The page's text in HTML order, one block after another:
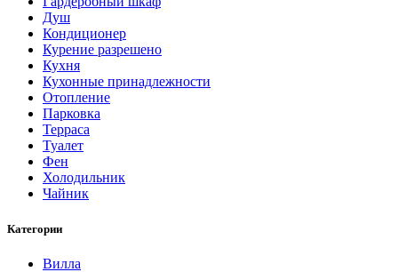
Душ
Кондиционер
Курение разрешено
Кухня
Кухонные принадлежности
Отопление
Парковка
Терраса
Туалет
Фен
Холодильник
Чайник
Категории
Вилла